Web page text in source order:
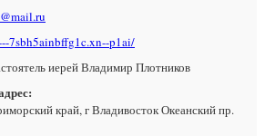
7sbh5ainbffg1c.xn--p1ai/
иерей Владимир Плотников
край, г Владивосток Океанский пр.